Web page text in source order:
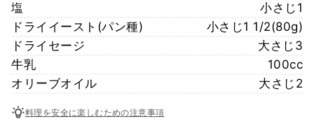
塩
小さじ1
ドライイースト(パン種)
小さじ1 1/2(80g)
ドライセージ
大さじ3
牛乳
100cc
オリーブオイル
大さじ2
料理を安全に楽しむための注意事項